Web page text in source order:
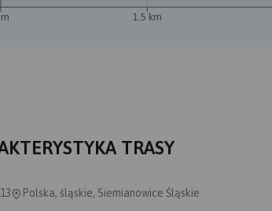
1.5 km
TRASY
Polska, śląskie, Siemianowice Śląskie